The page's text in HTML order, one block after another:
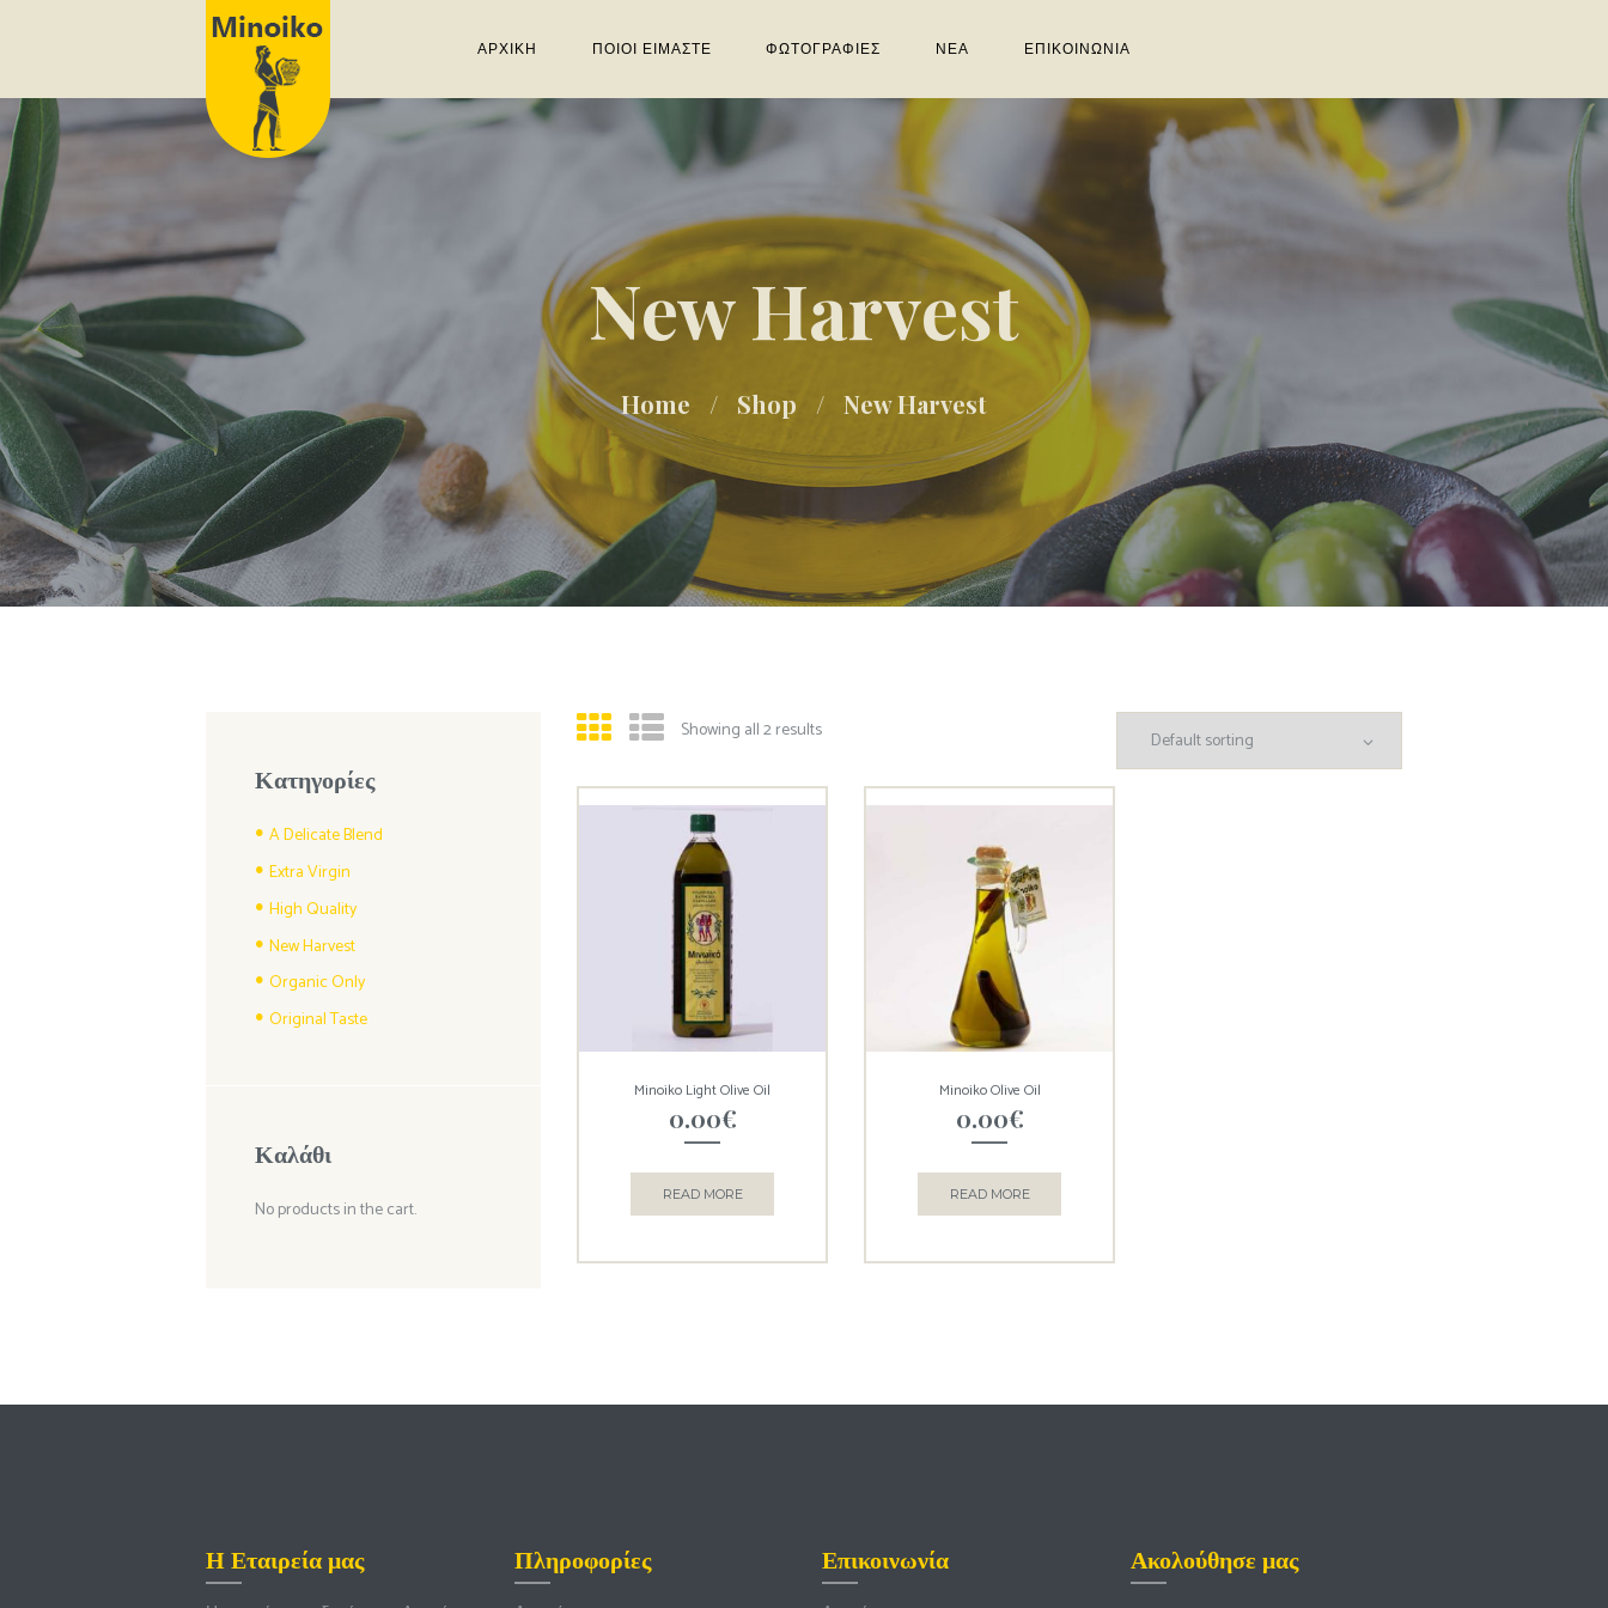
ΑΡΧΙΚΗ ΠΟΙΟΙ ΕΙΜΑΣΤΕ ΦΩΤΟΓΡΑΦΙΕΣ ΝΕΑ ΕΠΙΚΟΙΝΩΝΙΑ
New Harvest
Home Shop New Harvest
Showing all 2 results
Minoiko Light Olive Oil
0.00€
READ MORE
Minoiko Olive Oil
0.00€
READ MORE
Κατηγορίες
A Delicate Blend
Extra Virgin
High Quality
New Harvest
Organic Only
Original Taste
Καλάθι
No products in the cart.
Η Εταιρεία μας Πληροφορίες Επικοινωνία Ακολούθησε μας